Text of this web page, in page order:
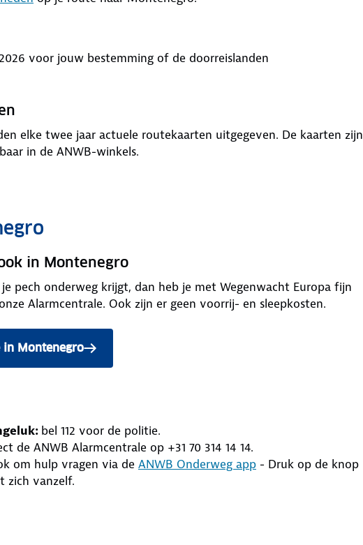
voor jouw bestemming of de doorreislanden
elke twee jaar actuele routekaarten uitgegeven. De kaarten zijn
in de ANWB-winkels.
in Montenegro
pech onderweg krijgt, dan heb je met Wegenwacht Europa fijn
Alarmcentrale. Ook zijn er geen voorrij- en sleepkosten.
in Montenegro
bel 112 voor de politie.
de ANWB Alarmcentrale op +31 70 314 14 14.
om hulp vragen via de ANWB Onderweg app - Druk op de knop
zich vanzelf.